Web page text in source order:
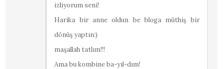
izliyorum seni!
Harika bir anne oldun be bloga müthiş bir
dönüş yaptın:)
maşallah tatlım!!!
Ama bu kombine ba-yıl-dım!